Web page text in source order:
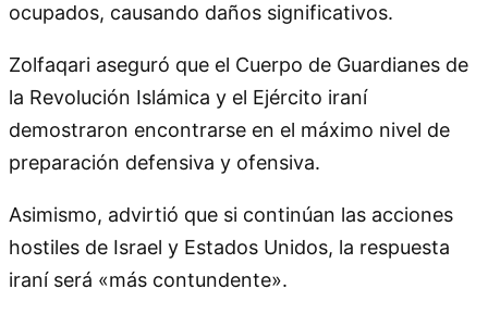
ocupados, causando daños significativos.
Zolfaqari aseguró que el Cuerpo de Guardianes de
la Revolución Islámica y el Ejército iraní
demostraron encontrarse en el máximo nivel de
preparación defensiva y ofensiva.
Asimismo, advirtió que si continúan las acciones
hostiles de Israel y Estados Unidos, la respuesta
iraní será «más contundente».